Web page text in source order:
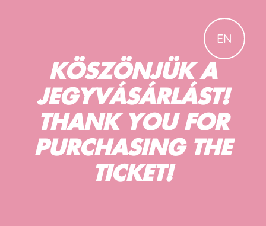
KÖSZÖNJÜK A
JEGYVÁSÁRLÁST!
THANK YOU FOR
PURCHASING THE
TICKET!
EN